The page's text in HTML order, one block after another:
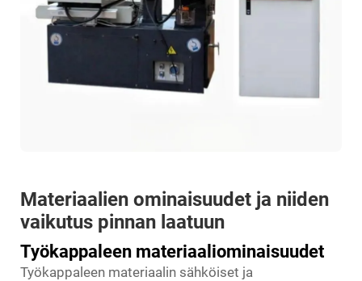
Materiaalien ominaisuudet ja niiden
vaikutus pinnan laatuun
Työkappaleen materiaaliominaisuudet
Työkappaleen materiaalin sähköiset ja